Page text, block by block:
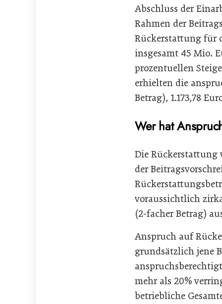
Abschluss der
Rahmen der
Rückerstattung für
insgesamt 45 Mio.
prozentuellen
erhielten die
Betrag), 1.173,78
Wer hat
Die Rückerstattung
der
voraussichtlich
(2-facher Betrag)
Anspruch auf
grundsätzlich jene
mehr als 20%
betriebliche